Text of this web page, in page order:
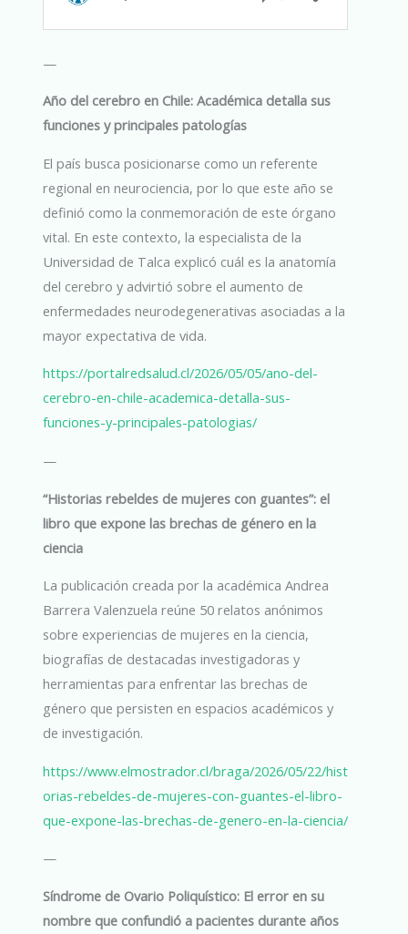
—
Año del cerebro en Chile: Académica detalla sus
funciones y principales patologías
El país busca posicionarse como un referente
regional en neurociencia, por lo que este año se
definió como la conmemoración de este órgano
vital. En este contexto, la especialista de la
Universidad de Talca explicó cuál es la anatomía
del cerebro y advirtió sobre el aumento de
enfermedades neurodegenerativas asociadas a la
mayor expectativa de vida.
https://portalredsalud.cl/2026/05/05/ano-del-
cerebro-en-chile-academica-detalla-sus-
funciones-y-principales-patologias/
—
“Historias rebeldes de mujeres con guantes”: el
libro que expone las brechas de género en la
ciencia
La publicación creada por la académica Andrea
Barrera Valenzuela reúne 50 relatos anónimos
sobre experiencias de mujeres en la ciencia,
biografías de destacadas investigadoras y
herramientas para enfrentar las brechas de
género que persisten en espacios académicos y
de investigación.
https://www.elmostrador.cl/braga/2026/05/22/hist
orias-rebeldes-de-mujeres-con-guantes-el-libro-
que-expone-las-brechas-de-genero-en-la-ciencia/
—
Síndrome de Ovario Poliquístico: El error en su
nombre que confundió a pacientes durante años